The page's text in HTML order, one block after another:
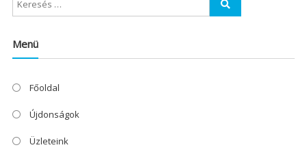
Menü
Főoldal
Újdonságok
Üzleteink